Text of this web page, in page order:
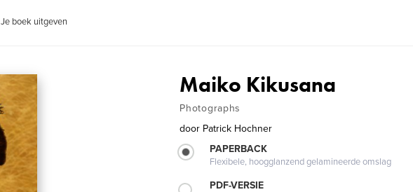
Je boek uitgeven
Maiko Kikusana
Photographs
door Patrick Hochner
PAPERBACK
Flexibele, hoogglanzend gelamineerde omslag
PDF-VERSIE